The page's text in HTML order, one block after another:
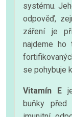
systému.
odpověď,
záření je
najdeme ho
se pohybuje
Vitamín E
buňky před